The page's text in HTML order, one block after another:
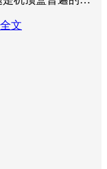
文